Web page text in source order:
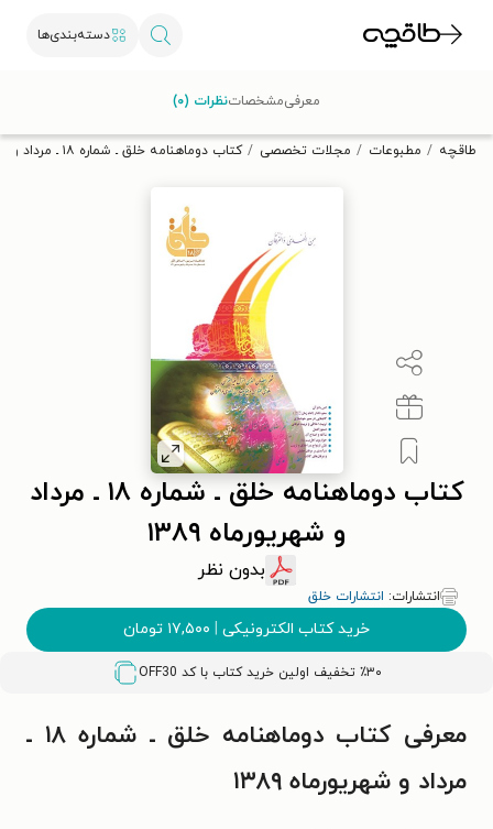
دسته‌بندی‌ها
تخفیف از طاقچه دریافت کن.
طاقچه مطبوعات مجلات تخصصی کتاب دوماهنامه خلق ـ شماره ۱۸ ـ مرداد و شهریورماه ۱۳۸۹
کتاب دوماهنامه خلق ـ شماره ۱۸ ـ مرداد
و شهریورماه ۱۳۸۹
بدون نظر
انتشارات: انتشارات خلق
خرید کتاب الکترونیکی | ۱۷,۵۰۰ تومان
٪۳۰ تخفیف اولین خرید کتاب با کد OFF30
معرفیمشخصاتنظرات (۰)
معرفی کتاب دوماهنامه خلق ـ شماره ۱۸ ـ
مرداد و شهریورماه ۱۳۸۹